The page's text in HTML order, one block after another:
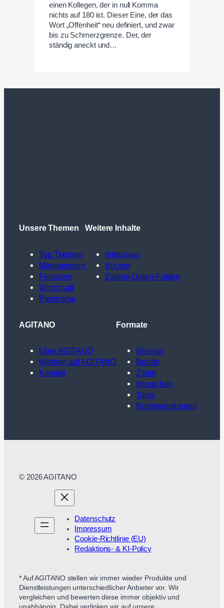
einen Kollegen, der in null Komma
nichts auf 180 ist. Dieser Eine, der das
Wort „Offenheit“ neu definiert, und zwar
bis zu Schmerzgrenze. Der, der
ständig aneckt und…
Unsere Themen
Top Themen
Management
Finanzen
Wirtschaft
Panorama
Weitere Inhalte
Interviews
Bücher
Zahlen-Daten-Fakten
AGITANO
Über AGITANO
Werben auf AGITANO
Kontakt
Formate
Glossar
Berufe
Zitate
Menschen
Tools
Redewendungen
© 2026 AGITANO
Datenschutz
Impressum
Cookie-Richtlinie (EU)
Redaktions- & KI-Policy
* Auf AGITANO stellen wir immer wieder Produkte und
Dienstleistungen unterschiedlicher Anbieter vor. Wir
vergleichen und bewerten diese immer objektiv und
unabhängig. Dabei verlinken wir auf unsere